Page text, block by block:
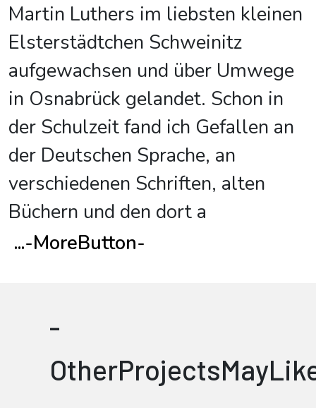
Martin Luthers im liebsten kleinen
Elsterstädtchen Schweinitz
aufgewachsen und über Umwege
in Osnabrück gelandet. Schon in
der Schulzeit fand ich Gefallen an
der Deutschen Sprache, an
verschiedenen Schriften, alten
Büchern und den dort a
...-MoreButton-
-